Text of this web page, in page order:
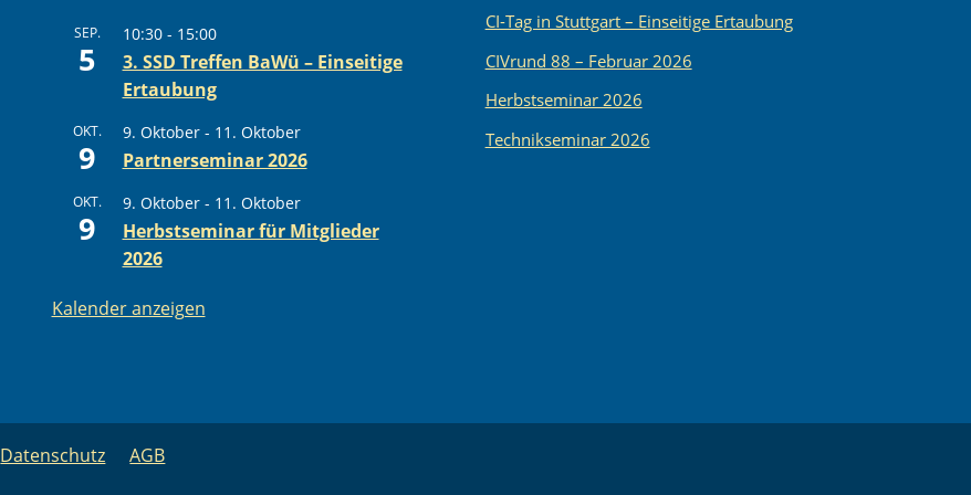
SEP.
5
10:30- 15:00
3. SSD Treffen BaWü – Einseitige
Ertaubung
OKT.
9
9. Oktober- 11. Oktober
Partnerseminar 2026
OKT.
9
9. Oktober- 11. Oktober
Herbstseminar für Mitglieder
2026
Kalender anzeigen
CI-Tag in Stuttgart – Einseitige Ertaubung
CIVrund 88 – Februar 2026
Herbstseminar 2026
Technikseminar 2026
Datenschutz AGB